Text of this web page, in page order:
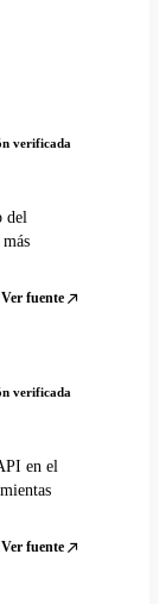
verificada
del
Ver fuente
verificada
en el
Ver fuente